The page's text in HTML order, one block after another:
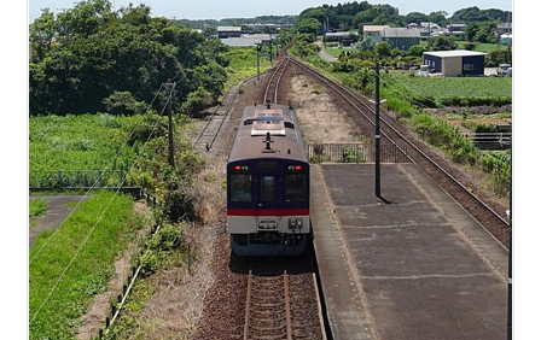
12日からは茨城県立カシマサッカースタジアムの試合開
催日のみ旅客扱いを行っている。国道51号線とほぼ並行
している。
路線情報
種別：第一種鉄道事業
種類：普通鉄道
動力：内燃
軌間：1067mm
区間：鹿島サッカースタジアム駅〜水戸駅